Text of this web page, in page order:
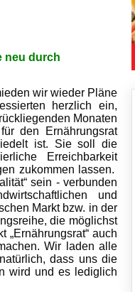
neu durch
wir wieder Pläne
herzlich ein,
Monaten
den Ernährungsrat
ist. Sie soll die
Erreichbarkeit
zukommen lassen.
sein - verbunden
und
Markt bzw. in der
die möglichst
auch
Wir laden alle
dass uns die
wird und es lediglich